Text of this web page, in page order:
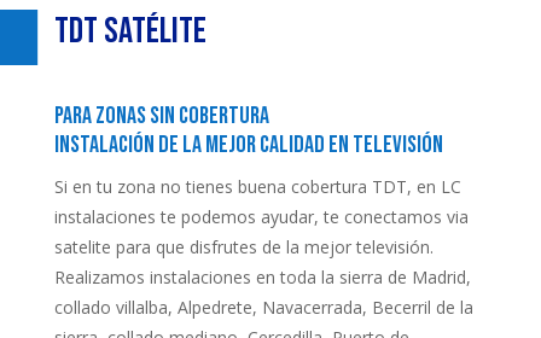
TDT Satélite
Para zonas sin cobertura
Instalación de la mejor calidad en televisión
Si en tu zona no tienes buena cobertura TDT, en LC
instalaciones te podemos ayudar, te conectamos via
satelite para que disfrutes de la mejor televisión.
Realizamos instalaciones en toda la sierra de Madrid,
collado villalba, Alpedrete, Navacerrada, Becerril de la